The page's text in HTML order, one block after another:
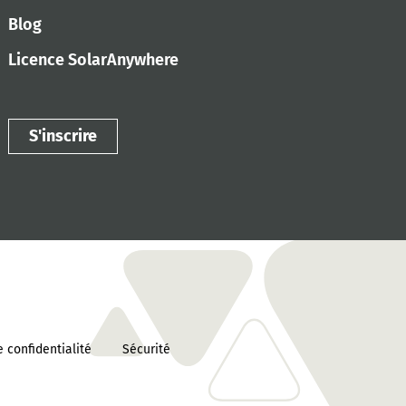
Blog
Licence SolarAnywhere
S'inscrire
confidentialité Sécurité